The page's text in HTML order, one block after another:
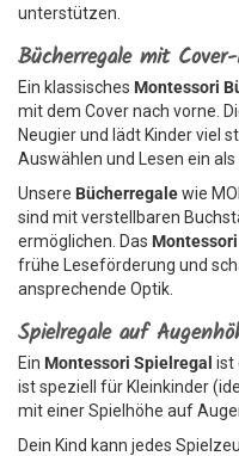
unterstützen.
Bücherregale mit
Ein klassisches Montessori
mit dem Cover nach vorne.
Neugier und lädt Kinder viel
Auswählen und Lesen ein
Unsere Bücherregalewie
sind mit verstellbaren
ermöglichen. Das Montessori
frühe Leseförderung und
ansprechende Optik.
Spielregale auf
Ein Montessori Spielregal ist
ist speziell für Kleinkinder
mit einer Spielhöhe auf
Dein Kind kann jedes